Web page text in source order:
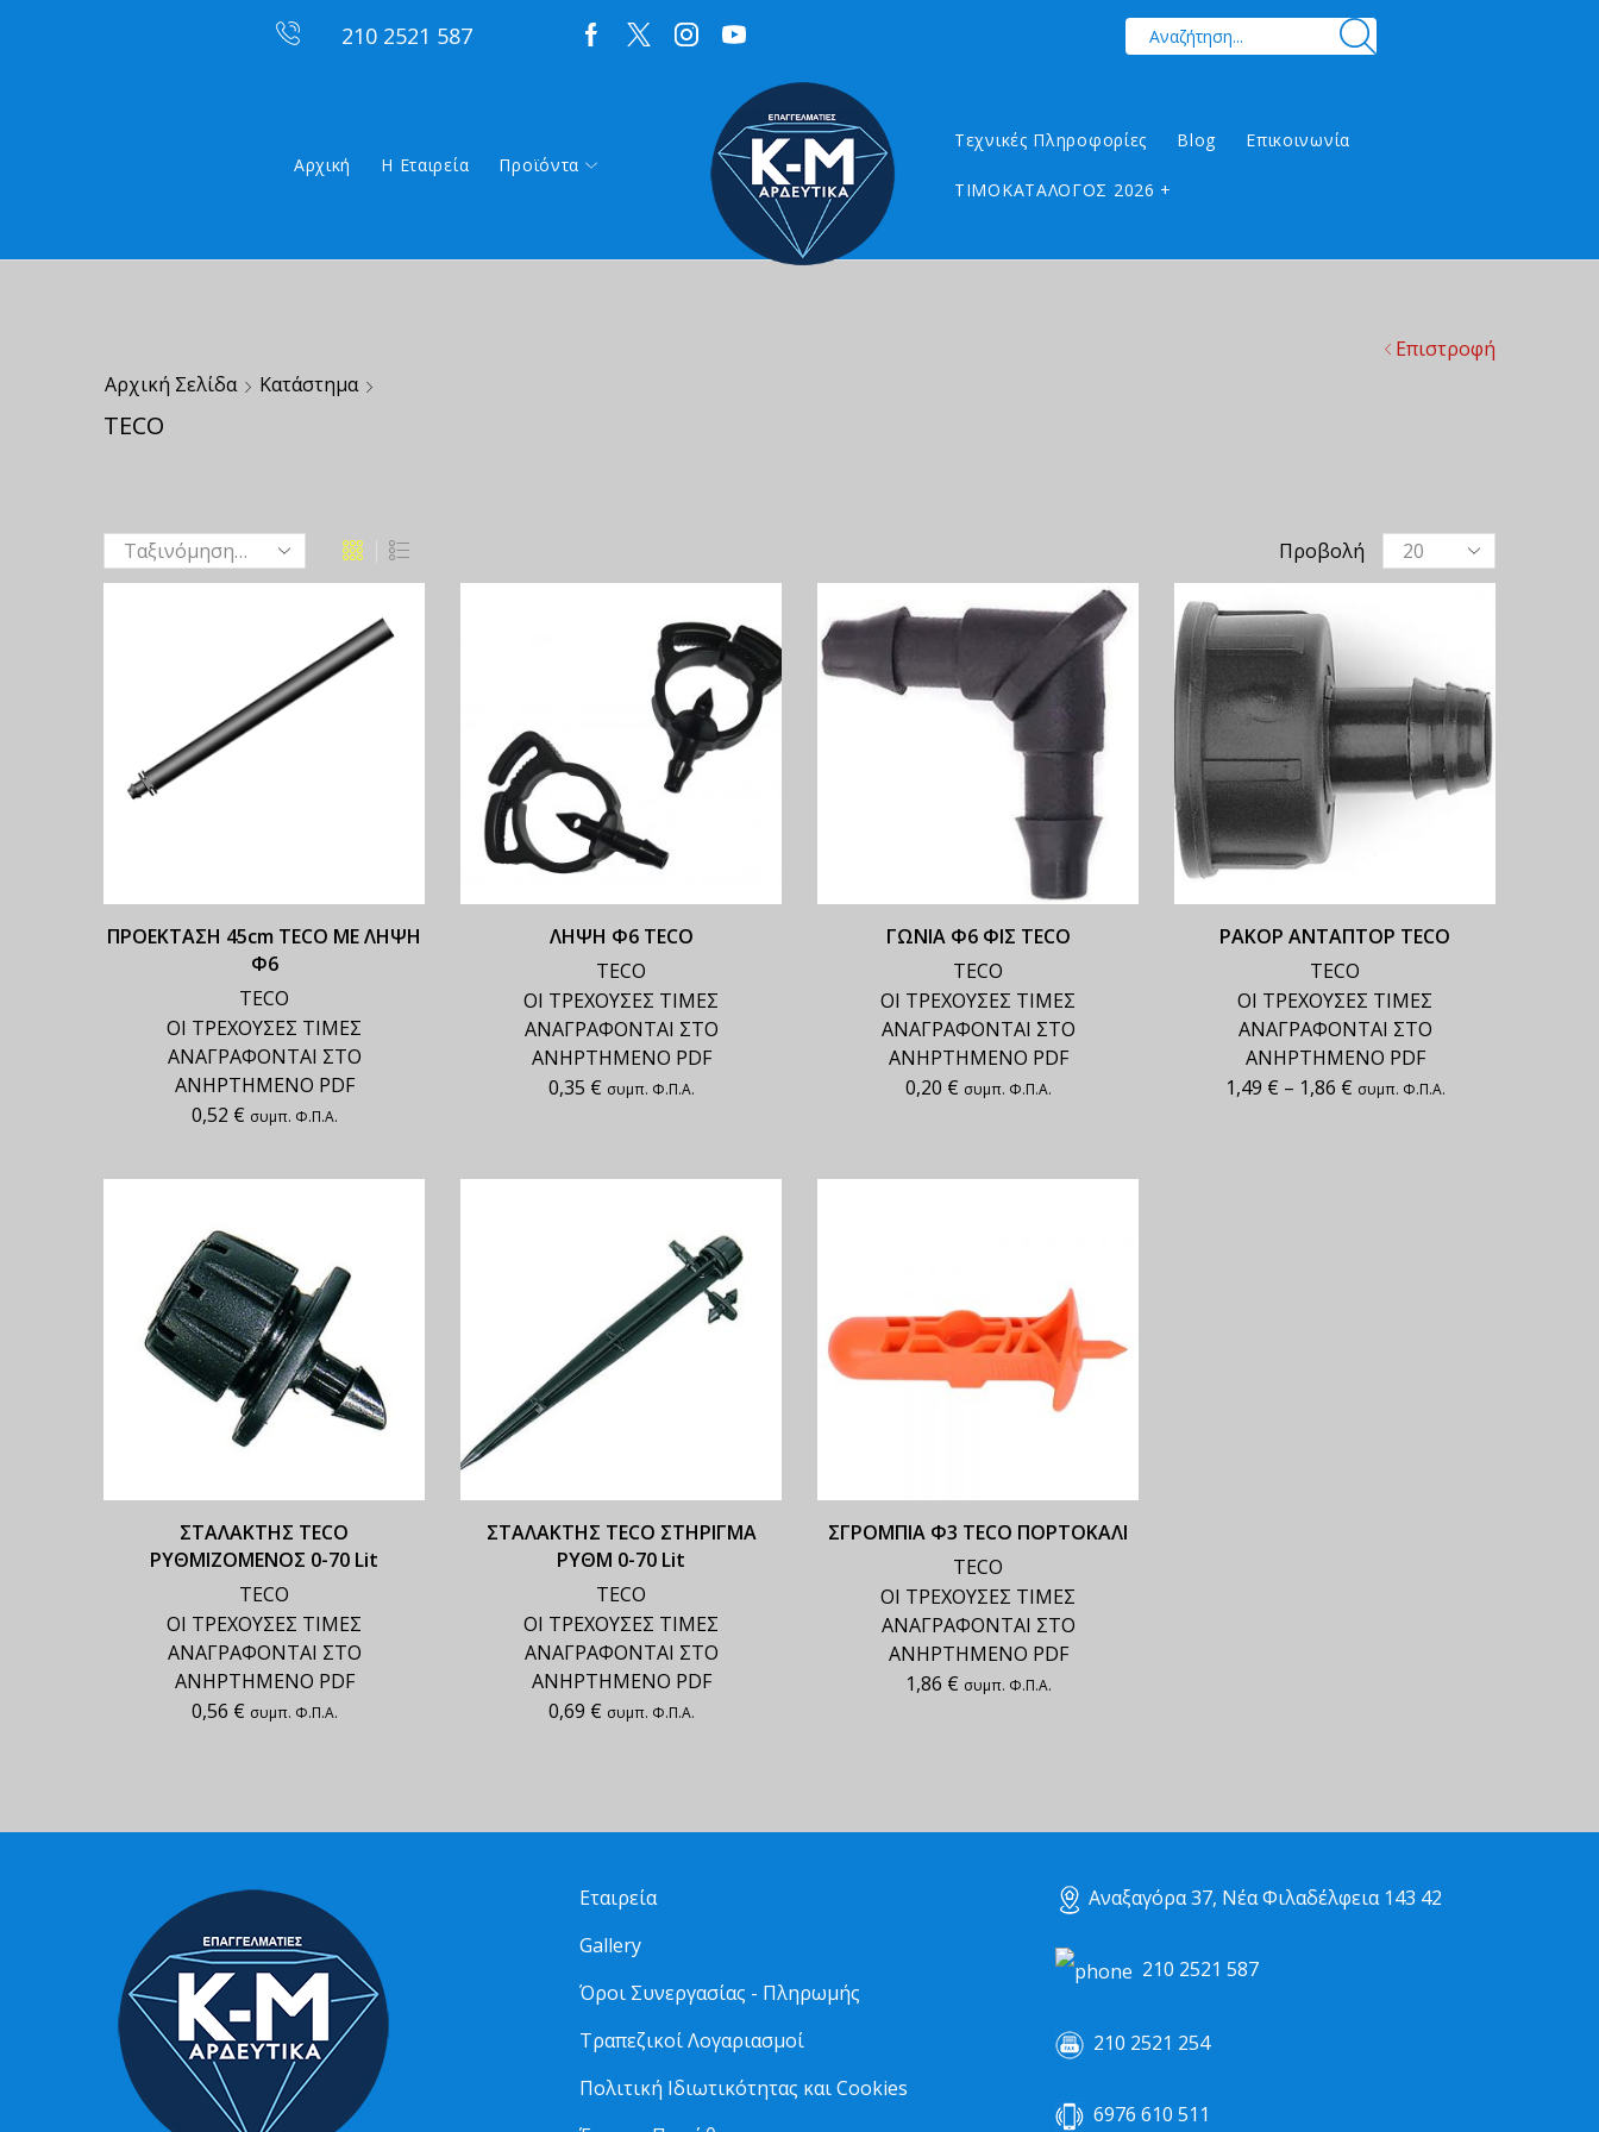
210 2521 587
Αρχική Η Εταιρεία Προϊόντα
Τεχνικές Πληροφορίες Blog Επικοινωνία
ΤΙΜΟΚΑΤΑΛΟΓΟΣ 2026 +
Αρχική Σελίδα Κατάστημα
TECO
Επιστροφή
Προβολή
ΠΡΟΕΚΤΑΣΗ 45cm TECO ΜΕ ΛΗΨΗ
Φ6
TECO
ΟΙ ΤΡΕΧΟΥΣΕΣ ΤΙΜΕΣ
ΑΝΑΓΡΑΦΟΝΤΑΙ ΣΤΟ
ΑΝΗΡΤΗΜΕΝΟ PDF
0,52 € συμπ. Φ.Π.Α.
ΛΗΨΗ Φ6 TECO
TECO
ΟΙ ΤΡΕΧΟΥΣΕΣ ΤΙΜΕΣ
ΑΝΑΓΡΑΦΟΝΤΑΙ ΣΤΟ
ΑΝΗΡΤΗΜΕΝΟ PDF
0,35 € συμπ. Φ.Π.Α.
ΓΩΝΙΑ Φ6 ΦΙΣ TECO
TECO
ΟΙ ΤΡΕΧΟΥΣΕΣ ΤΙΜΕΣ
ΑΝΑΓΡΑΦΟΝΤΑΙ ΣΤΟ
ΑΝΗΡΤΗΜΕΝΟ PDF
0,20 € συμπ. Φ.Π.Α.
ΡΑΚΟΡ ΑΝΤΑΠΤΟΡ TECO
TECO
ΟΙ ΤΡΕΧΟΥΣΕΣ ΤΙΜΕΣ
ΑΝΑΓΡΑΦΟΝΤΑΙ ΣΤΟ
ΑΝΗΡΤΗΜΕΝΟ PDF
1,49 € – 1,86 € συμπ. Φ.Π.Α.
ΣΤΑΛΑΚΤΗΣ TECO
ΡΥΘΜΙΖΟΜΕΝΟΣ 0-70 Lit
TECO
ΟΙ ΤΡΕΧΟΥΣΕΣ ΤΙΜΕΣ
ΑΝΑΓΡΑΦΟΝΤΑΙ ΣΤΟ
ΑΝΗΡΤΗΜΕΝΟ PDF
0,56 € συμπ. Φ.Π.Α.
ΣΤΑΛΑΚΤΗΣ TECO ΣΤΗΡΙΓΜΑ
ΡΥΘΜ 0-70 Lit
TECO
ΟΙ ΤΡΕΧΟΥΣΕΣ ΤΙΜΕΣ
ΑΝΑΓΡΑΦΟΝΤΑΙ ΣΤΟ
ΑΝΗΡΤΗΜΕΝΟ PDF
0,69 € συμπ. Φ.Π.Α.
ΣΓΡΟΜΠΙΑ Φ3 TECO ΠΟΡΤΟΚΑΛΙ
TECO
ΟΙ ΤΡΕΧΟΥΣΕΣ ΤΙΜΕΣ
ΑΝΑΓΡΑΦΟΝΤΑΙ ΣΤΟ
ΑΝΗΡΤΗΜΕΝΟ PDF
1,86 € συμπ. Φ.Π.Α.
Εταιρεία
Gallery
Όροι Συνεργασίας - Πληρωμής
Τραπεζικοί Λογαριασμοί
Πολιτική Ιδιωτικότητας και Cookies
Αναξαγόρα 37, Νέα Φιλαδέλφεια 143 42
210 2521 587
210 2521 254
6976 610 511